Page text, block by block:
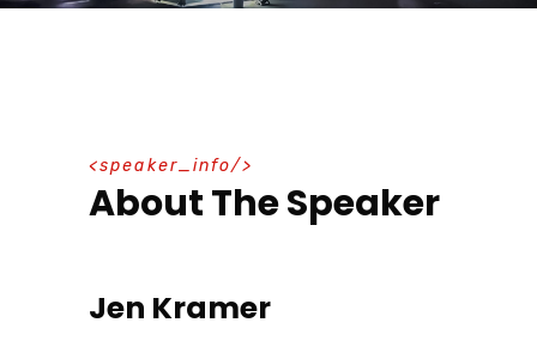
speaker_info
About The Speaker
Jen Kramer